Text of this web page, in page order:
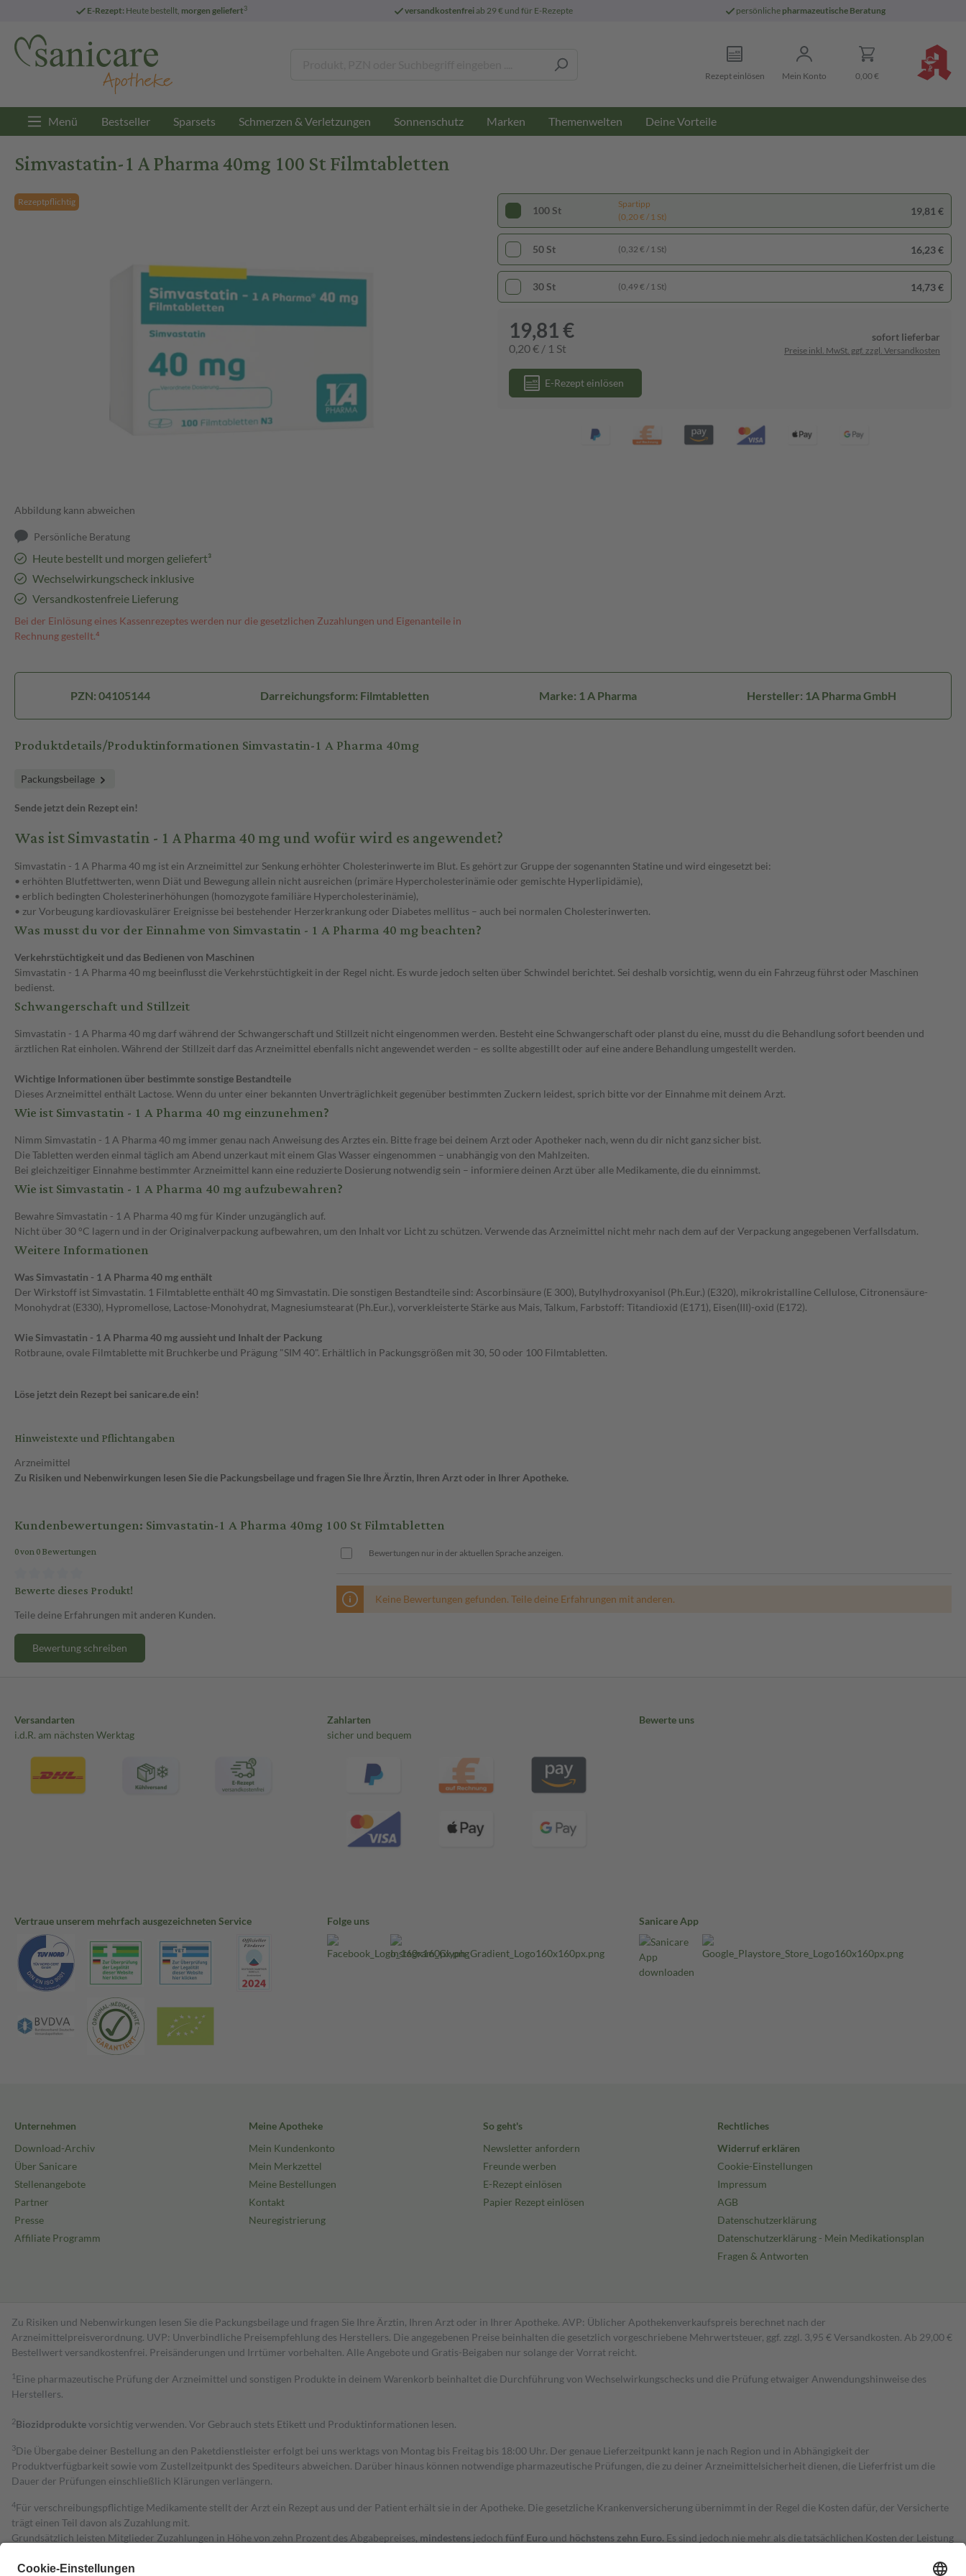
E-Rezept: Heute bestellt, morgen geliefert3 versandkostenfreiab 29 € und für E-Rezepte persönliche pharmazeutische Beratung
Rezept einlösen Mein Konto 0,00 €
Menü Bestseller Sparsets Schmerzen & Verletzungen Sonnenschutz Marken Themenwelten Deine Vorteile
Simvastatin-1 A Pharma 40mg 100 St Filmtabletten
Rezeptpflichtig
Abbildung kann abweichen
Persönliche Beratung
Heute bestellt und morgen geliefert³
Wechselwirkungscheck inklusive
Versandkostenfreie Lieferung
Bei der Einlösung eines Kassenrezeptes werden nur die gesetzlichen Zuzahlungen und Eigenanteile in
Rechnung gestellt.⁴
100 St
Spartipp
(0,20 € / 1 St)
19,81 €
50 St (0,32 € / 1 St) 16,23 €
30 St (0,49 € / 1 St) 14,73 €
19,81 €
0,20 € / 1 St
sofort lieferbar
Preise inkl. MwSt. ggf. zzgl. Versandkosten
E-Rezept einlösen
PZN: 04105144 Darreichungsform: Filmtabletten Marke: 1 A Pharma Hersteller: 1A Pharma GmbH
Produktdetails/Produktinformationen Simvastatin-1 A Pharma 40mg
Packungsbeilage
Sende jetzt dein Rezept ein!
Was ist Simvastatin - 1 A Pharma 40 mg und wofür wird es angewendet?
Simvastatin - 1 A Pharma 40 mg ist ein Arzneimittel zur Senkung erhöhter Cholesterinwerte im Blut. Es gehört zur Gruppe der sogenannten Statine und wird eingesetzt bei:
• erhöhten Blutfettwerten, wenn Diät und Bewegung allein nicht ausreichen (primäre Hypercholesterinämie oder gemischte Hyperlipidämie),
• erblich bedingten Cholesterinerhöhungen (homozygote familiäre Hypercholesterinämie),
• zur Vorbeugung kardiovaskulärer Ereignisse bei bestehender Herzerkrankung oder Diabetes mellitus – auch bei normalen Cholesterinwerten.
Was musst du vor der Einnahme von Simvastatin - 1 A Pharma 40 mg beachten?
Verkehrstüchtigkeit und das Bedienen von Maschinen
Simvastatin - 1 A Pharma 40 mg beeinflusst die Verkehrstüchtigkeit in der Regel nicht. Es wurde jedoch selten über Schwindel berichtet. Sei deshalb vorsichtig, wenn du ein Fahrzeug führst oder Maschinen
bedienst.
Schwangerschaft und Stillzeit
Simvastatin - 1 A Pharma 40 mg darf während der Schwangerschaft und Stillzeit nicht eingenommen werden. Besteht eine Schwangerschaft oder planst du eine, musst du die Behandlung sofort beenden und
ärztlichen Rat einholen. Während der Stillzeit darf das Arzneimittel ebenfalls nicht angewendet werden – es sollte abgestillt oder auf eine andere Behandlung umgestellt werden.
Wichtige Informationen über bestimmte sonstige Bestandteile
Dieses Arzneimittel enthält Lactose. Wenn du unter einer bekannten Unverträglichkeit gegenüber bestimmten Zuckern leidest, sprich bitte vor der Einnahme mit deinem Arzt.
Wie ist Simvastatin - 1 A Pharma 40 mg einzunehmen?
Nimm Simvastatin - 1 A Pharma 40 mg immer genau nach Anweisung des Arztes ein. Bitte frage bei deinem Arzt oder Apotheker nach, wenn du dir nicht ganz sicher bist.
Die Tabletten werden einmal täglich am Abend unzerkaut mit einem Glas Wasser eingenommen – unabhängig von den Mahlzeiten.
Bei gleichzeitiger Einnahme bestimmter Arzneimittel kann eine reduzierte Dosierung notwendig sein – informiere deinen Arzt über alle Medikamente, die du einnimmst.
Wie ist Simvastatin - 1 A Pharma 40 mg aufzubewahren?
Bewahre Simvastatin - 1 A Pharma 40 mg für Kinder unzugänglich auf.
Nicht über 30 °C lagern und in der Originalverpackung aufbewahren, um den Inhalt vor Licht zu schützen. Verwende das Arzneimittel nicht mehr nach dem auf der Verpackung angegebenen Verfallsdatum.
Weitere Informationen
Was Simvastatin - 1 A Pharma 40 mg enthält
Der Wirkstoff ist Simvastatin. 1 Filmtablette enthält 40 mg Simvastatin. Die sonstigen Bestandteile sind: Ascorbinsäure (E 300), Butylhydroxyanisol (Ph.Eur.) (E320), mikrokristalline Cellulose, Citronensäure-
Monohydrat (E330), Hypromellose, Lactose-Monohydrat, Magnesiumstearat (Ph.Eur.), vorverkleisterte Stärke aus Mais, Talkum, Farbstoff: Titandioxid (E171), Eisen(III)-oxid (E172).
Wie Simvastatin - 1 A Pharma 40 mg aussieht und Inhalt der Packung
Rotbraune, ovale Filmtablette mit Bruchkerbe und Prägung "SIM 40". Erhältlich in Packungsgrößen mit 30, 50 oder 100 Filmtabletten.
Löse jetzt dein Rezept bei sanicare.de ein!
Hinweistexte und Pflichtangaben
Arzneimittel
Zu Risiken und Nebenwirkungen lesen Sie die Packungsbeilage und fragen Sie Ihre Ärztin, Ihren Arzt oder in Ihrer Apotheke.
Kundenbewertungen: Simvastatin-1 A Pharma 40mg 100 St Filmtabletten
0 von 0 Bewertungen
Bewerte dieses Produkt!
Teile deine Erfahrungen mit anderen Kunden.
Bewertung schreiben
Bewertungen nur in der aktuellen Sprache anzeigen.
Keine Bewertungen gefunden. Teile deine Erfahrungen mit anderen.
Versandarten
i.d.R. am nächsten Werktag
Zahlarten
sicher und bequem
Bewerte uns
Vertraue unserem mehrfach ausgezeichneten Service Folge uns Sanicare App
Unternehmen
Download-Archiv
Über Sanicare
Stellenangebote
Partner
Presse
Affiliate Programm
Meine Apotheke
Mein Kundenkonto
Mein Merkzettel
Meine Bestellungen
Kontakt
Neuregistrierung
So geht's
Newsletter anfordern
Freunde werben
E-Rezept einlösen
Papier Rezept einlösen
Rechtliches
Widerruf erklären
Cookie-Einstellungen
Impressum
AGB
Datenschutzerklärung
Datenschutzerklärung - Mein Medikationsplan
Fragen & Antworten
Zu Risiken und Nebenwirkungen lesen Sie die Packungsbeilage und fragen Sie Ihre Ärztin, Ihren Arzt oder in Ihrer Apotheke. AVP: Üblicher Apothekenverkaufspreis berechnet nach der
Arzneimittelpreisverordnung. UVP: Unverbindliche Preisempfehlung des Herstellers. Die angegebenen Preise beinhalten die gesetzlich vorgeschriebene Mehrwertsteuer, ggf. zzgl. 3,95 € Versandkosten. Ab 29,00 €
Bestell­wert versand­kosten­frei. Preisänderungen und Irrtümer vorbehalten. Alle Angebote und Gratis-Beigaben nur solange der Vorrat reicht.
1 Eine pharmazeutische Prüfung der Arzneimittel und sonstigen Produkte in deinem Warenkorb beinhaltet die Durchführung von Wechselwirkungschecks und die Prüfung etwaiger Anwendungshinweise des
Herstellers.
2Biozidproduktevorsichtig verwenden. Vor Gebrauch stets Etikett und Produktinformationen lesen.
3Die Übergabe deiner Bestellung an den Paketdienstleister erfolgt bei uns werktags von Montag bis Freitag bis 18:00 Uhr. Der genaue Lieferzeitpunkt kann je nach Region und in Abhängigkeit der
Produktverfügbarkeit sowie vom Zustellzeitpunkt des Spediteurs abweichen. Darüber hinaus können notwendige pharmazeutische Prüfungen, die zu deiner Arzneimittelsicherheit dienen, die Lieferfrist um die
Dauer der Prüfungen einschließlich Klärungen verlängern.
4Für verschreibungspflichtige Medikamente stellt der Arzt ein Rezept aus und der Patient erhält sie in der Apotheke. Die gesetzliche Krankenversicherung übernimmt in der Regel die Kosten dafür, der Versicherte
trägt einen Teil davon als Zuzahlung mit.
Grundsätzlich leisten Mitglieder Zuzahlungen in Höhe von zehn Prozent des Abgabepreises, mindestens jedoch fünf Euro und höchstens zehn Euro. Es sind jedoch nie mehr als die tatsächlichen Kosten der Leistung
Diese Regeln gelten grundsätzlich auch für Online-Apotheken.